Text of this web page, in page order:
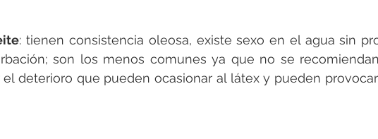
: tienen consistencia oleosa, existe sexo en el agua sin
son los menos comunes ya que no se
deterioro que pueden ocasionar al látex y pueden